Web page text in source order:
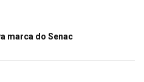
marca do Senac